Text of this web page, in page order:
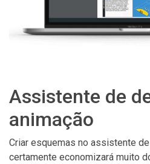
Assistente de
animação
Criar esquemas no assistente
certamente economizará muito